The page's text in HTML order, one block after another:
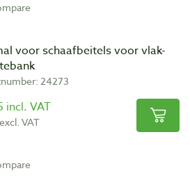
voor schaafbeitels voor vlak-
24273
incl. VAT
VAT